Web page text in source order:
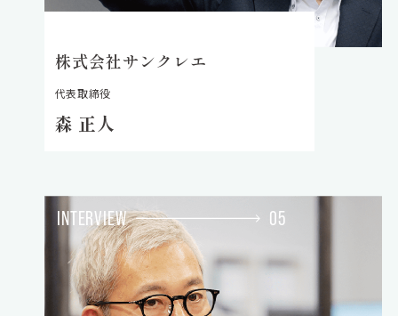
株式会社サンクレエ
代表取締役
森 正人
INTERVIEW 05